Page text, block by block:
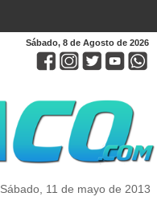
Sábado, 8 de Agosto de 2026
Sábado, 11 de mayo de 2013